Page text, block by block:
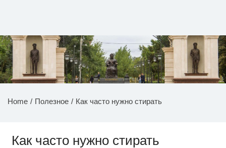
НОВОСТИ ПРИДНЕСТРОВЬЯ
Home Полезное Как часто нужно стирать
Как часто нужно стирать